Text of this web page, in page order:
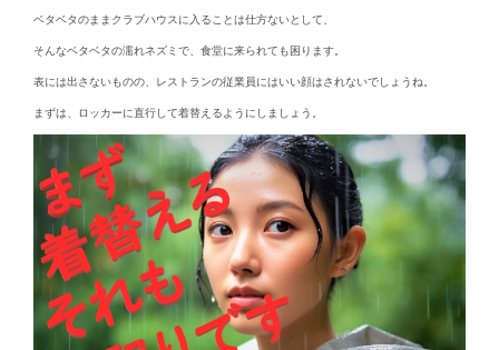
ベタベタのままクラブハウスに入ることは仕方ないとして、
そんなベタベタの濡れネズミで、食堂に来られても困ります。
表には出さないものの、レストランの従業員にはいい顔はされないでしょうね。
まずは、ロッカーに直行して着替えるようにしましょう。